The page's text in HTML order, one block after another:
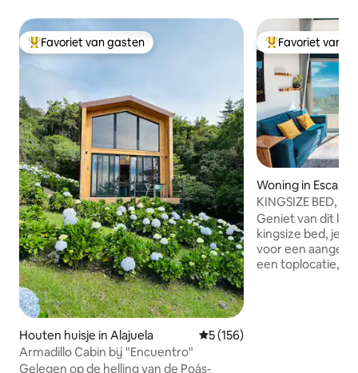
Topfavoriet van gasten
Favoriet van gasten
Houten huisje in Alajuela Gemiddelde beoordeling
5 (156)
Armadillo Cabin bij "Encuentro"
Gelegen op de helling van de Poás-
Topfavoriet van
Favoriet van
Woning in Escazu
KINGSIZE BED,
groene gebieden,
Geniet van dit
kingsize bed, je
voor een
een toplocatie,